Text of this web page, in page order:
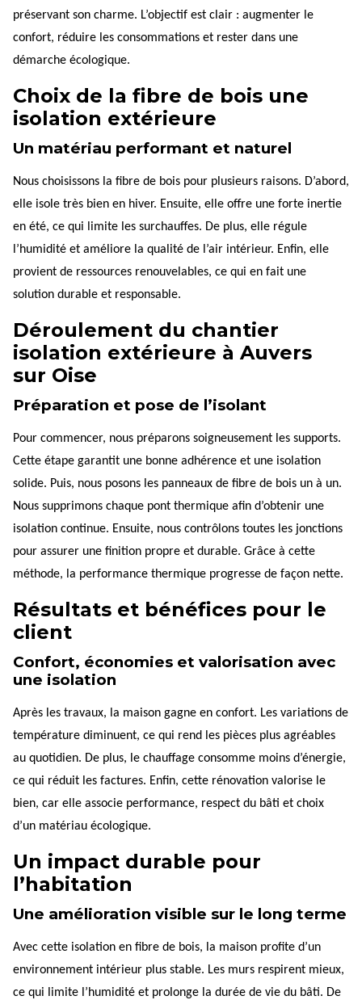
préservant son charme. L’objectif est clair : augmenter le
confort, réduire les consommations et rester dans une
démarche écologique.
Choix de la fibre de bois une
isolation extérieure
Un matériau performant et naturel
Nous choisissons la fibre de bois pour plusieurs raisons. D’abord,
elle isole très bien en hiver. Ensuite, elle offre une forte inertie
en été, ce qui limite les surchauffes. De plus, elle régule
l’humidité et améliore la qualité de l’air intérieur. Enfin, elle
provient de ressources renouvelables, ce qui en fait une
solution durable et responsable.
Déroulement du chantier
isolation extérieure à Auvers
sur Oise
Préparation et pose de l’isolant
Pour commencer, nous préparons soigneusement les supports.
Cette étape garantit une bonne adhérence et une isolation
solide. Puis, nous posons les panneaux de fibre de bois un à un.
Nous supprimons chaque pont thermique afin d’obtenir une
isolation continue. Ensuite, nous contrôlons toutes les jonctions
pour assurer une finition propre et durable. Grâce à cette
méthode, la performance thermique progresse de façon nette.
Résultats et bénéfices pour le
client
Confort, économies et valorisation avec
une isolation
Après les travaux, la maison gagne en confort. Les variations de
température diminuent, ce qui rend les pièces plus agréables
au quotidien. De plus, le chauffage consomme moins d’énergie,
ce qui réduit les factures. Enfin, cette rénovation valorise le
bien, car elle associe performance, respect du bâti et choix
d’un matériau écologique.
Un impact durable pour
l’habitation
Une amélioration visible sur le long terme
Avec cette isolation en fibre de bois, la maison profite d’un
environnement intérieur plus stable. Les murs respirent mieux,
ce qui limite l’humidité et prolonge la durée de vie du bâti. De